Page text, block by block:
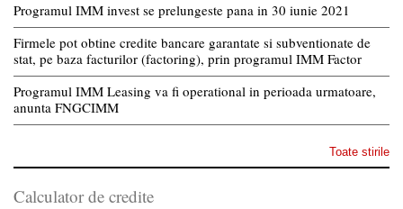
Programul IMM invest se prelungeste pana in 30 iunie 2021
Firmele pot obtine credite bancare garantate si subventionate de
stat, pe baza facturilor (factoring), prin programul IMM Factor
Programul IMM Leasing va fi operational in perioada urmatoare,
anunta FNGCIMM
Toate stirile
Calculator de credite